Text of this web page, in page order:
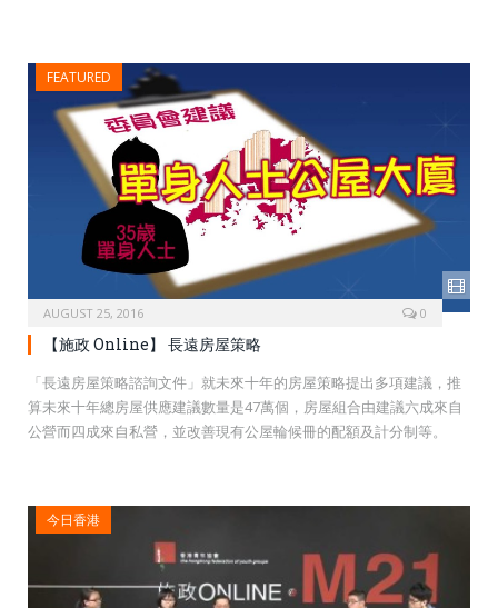
FEATURED
AUGUST 25, 2016 0
【施政 Online】 長遠房屋策略
「長遠房屋策略諮詢文件」就未來十年的房屋策略提出多項建議，推
算未來十年總房屋供應建議數量是47萬個，房屋組合由建議六成來自
公營而四成來自私營，並改善現有公屋輪候冊的配額及計分制等。
今日香港